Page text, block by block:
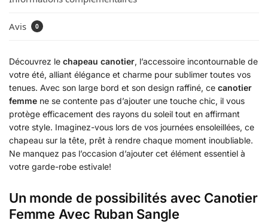
Avis 0
Découvrez le chapeau canotier, l’accessoire incontournable de
votre été, alliant élégance et charme pour sublimer toutes vos
tenues. Avec son large bord et son design raffiné, ce canotier
femme ne se contente pas d’ajouter une touche chic, il vous
protège efficacement des rayons du soleil tout en affirmant
votre style. Imaginez-vous lors de vos journées ensoleillées, ce
chapeau sur la tête, prêt à rendre chaque moment inoubliable.
Ne manquez pas l’occasion d’ajouter cet élément essentiel à
votre garde-robe estivale!
Un monde de possibilités avec Canotier
Femme Avec Ruban Sangle